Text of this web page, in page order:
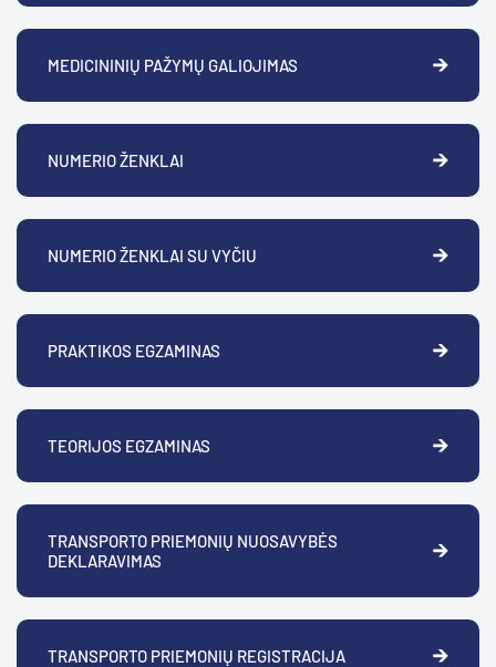
MEDICININIŲ PAŽYMŲ GALIOJIMAS
NUMERIO ŽENKLAI
NUMERIO ŽENKLAI SU VYČIU
PRAKTIKOS EGZAMINAS
TEORIJOS EGZAMINAS
TRANSPORTO PRIEMONIŲ NUOSAVYBĖS
DEKLARAVIMAS
TRANSPORTO PRIEMONIŲ REGISTRACIJA